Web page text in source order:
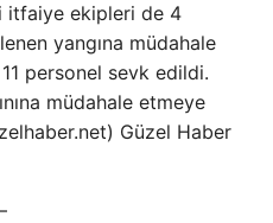
itfaiye ekipleri de 4
yangına müdahale
personel sevk edildi.
müdahale etmeye
Güzel Haber